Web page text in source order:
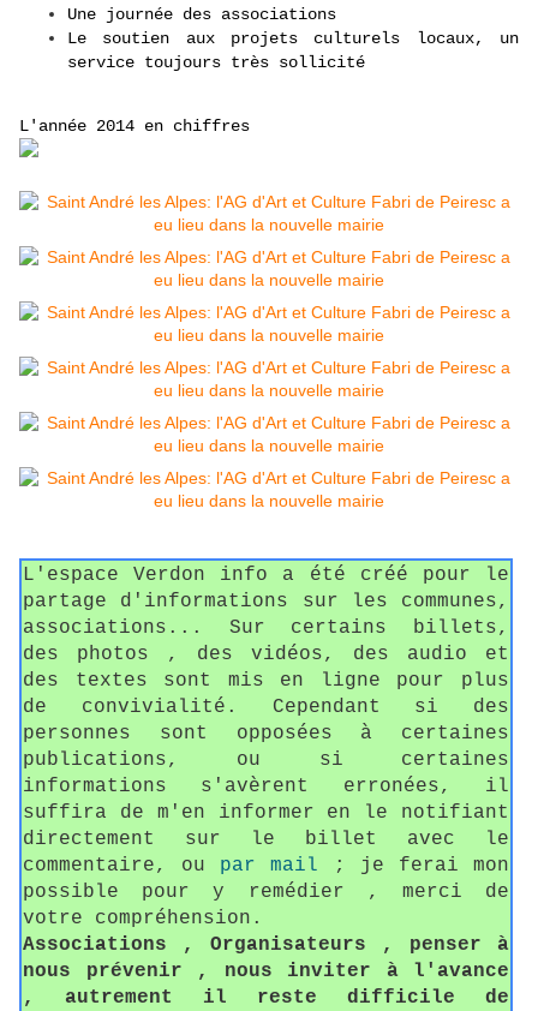
Une journée des associations
Le soutien aux projets culturels locaux, un
service toujours très sollicité
L'année 2014 en chiffres
L'espace Verdon info a été créé pour le
partage d'informations sur les communes,
associations... Sur certains billets,
des photos , des vidéos, des audio et
des textes sont mis en ligne pour plus
de convivialité. Cependant si des
personnes sont opposées à certaines
publications, ou si certaines
informations s'avèrent erronées, il
suffira de m'en informer en le notifiant
directement sur le billet avec le
commentaire, ou par mail ; je ferai mon
possible pour y remédier , merci de
votre compréhension.
Associations , Organisateurs , penser à
nous prévenir , nous inviter à l'avance
, autrement il reste difficile de